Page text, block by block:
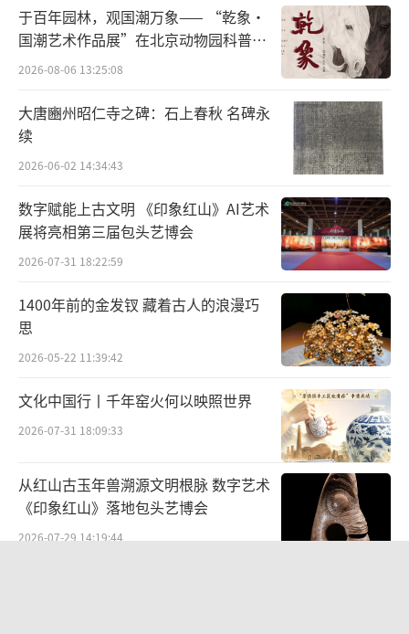
织、有技艺的体力较量中产生，使全世界的青
年学会相互尊重和学习，使不同民族特质成为
高尚而公平竞赛的动力！”国际奥委会在其
《奥林匹克宪章》中指出，奥林匹克主义是使
人“全面均衡发展的一种生活哲学”，奥林匹
克是要创建一种新的“生活方式”，这种生活
方式让体育运动为人的和谐发展服务，并“促
进建立一个维护人的尊严的、和平的社会”。
顾拜旦还重视体育对于塑造人格的作用，
他在1908年伦敦奥运会期间的一次招待会上发
表讲话说：“对于人生而言，重要的绝非凯
旋，而是战斗。这意味着主要不是已经获胜，
而是进行战斗。传播这些格言，是为了造就更
健壮的人类——从而使人类更加严谨审慎而又勇
敢高贵。”从这里我们可以看到顾拜旦强调比
名次更为重要的人的“审慎”“勇敢”和“高
贵”。
于百年园林，观国潮万象—— “乾象·
国潮艺术作品展”在北京动物园科普馆
机动展厅开展
2026-08-06 13:25:08
大唐豳州昭仁寺之碑：石上春秋 名碑永
续
2026-06-02 14:34:43
数字赋能上古文明 《印象红山》AI艺术
展将亮相第三届包头艺博会
2026-07-31 18:22:59
1400年前的金发钗 藏着古人的浪漫巧
思
2026-05-22 11:39:42
文化中国行丨千年窑火何以映照世界
2026-07-31 18:09:33
从红山古玉年兽溯源文明根脉 数字艺术
《印象红山》落地包头艺博会
2026-07-29 14:19:44